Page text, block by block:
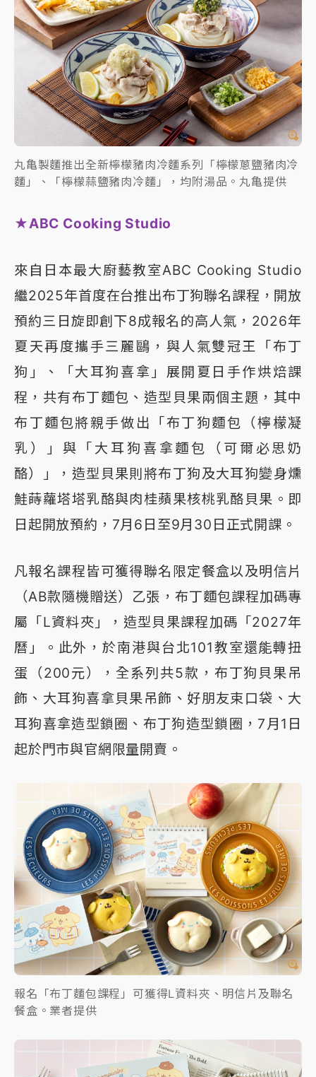
丸亀製麵推出全新檸檬豬肉冷麵系列「檸檬蔥鹽豬肉冷
麵」、「檸檬蒜鹽豬肉冷麵」，均附湯品。丸亀提供
★ABC Cooking Studio
來自日本最大廚藝教室ABC Cooking Studio
繼2025年首度在台推出布丁狗聯名課程，開放
預約三日旋即創下8成報名的高人氣，2026年
夏天再度攜手三麗鷗，與人氣雙冠王「布丁
狗」、「大耳狗喜拿」展開夏日手作烘焙課
程，共有布丁麵包、造型貝果兩個主題，其中
布丁麵包將親手做出「布丁狗麵包（檸檬凝
乳）」與「大耳狗喜拿麵包（可爾必思奶
酪）」，造型貝果則將布丁狗及大耳狗變身燻
鮭蒔蘿塔塔乳酪與肉桂蘋果核桃乳酪貝果。即
日起開放預約，7月6日至9月30日正式開課。
凡報名課程皆可獲得聯名限定餐盒以及明信片
（AB款隨機贈送）乙張，布丁麵包課程加碼專
屬「L資料夾」，造型貝果課程加碼「2027年
曆」。此外，於南港與台北101教室還能轉扭
蛋（200元），全系列共5款，布丁狗貝果吊
飾、大耳狗喜拿貝果吊飾、好朋友束口袋、大
耳狗喜拿造型鎖圈、布丁狗造型鎖圈，7月1日
起於門市與官網限量開賣。
報名「布丁麵包課程」可獲得L資料夾、明信片及聯名
餐盒。業者提供